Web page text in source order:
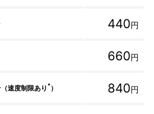
440円
660円
速度制限あり * ） 840円